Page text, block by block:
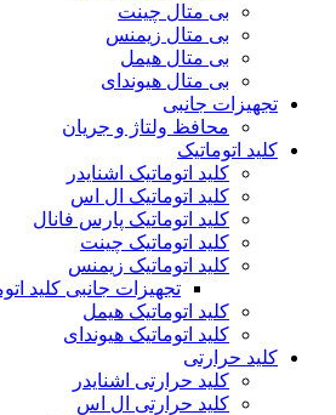
بی متال چینت
بی متال زیمنس
بی متال هیمل
بی متال هیوندای
تجهیزات جانبی
محافظ ولتاژ و‌ جریان
کلید اتوماتیک
کلید اتوماتیک اشنایدر
کلید اتوماتیک ال اس
کلید اتوماتیک پارس فانال
کلید اتوماتیک چینت
کلید اتوماتیک زیمنس
تجهیزات جانبی کلید
کلید اتوماتیک هیمل
کلید اتوماتیک هیوندای
کلید حرارتی
کلید حرارتی اشنایدر
کلید حرارتی ال اس